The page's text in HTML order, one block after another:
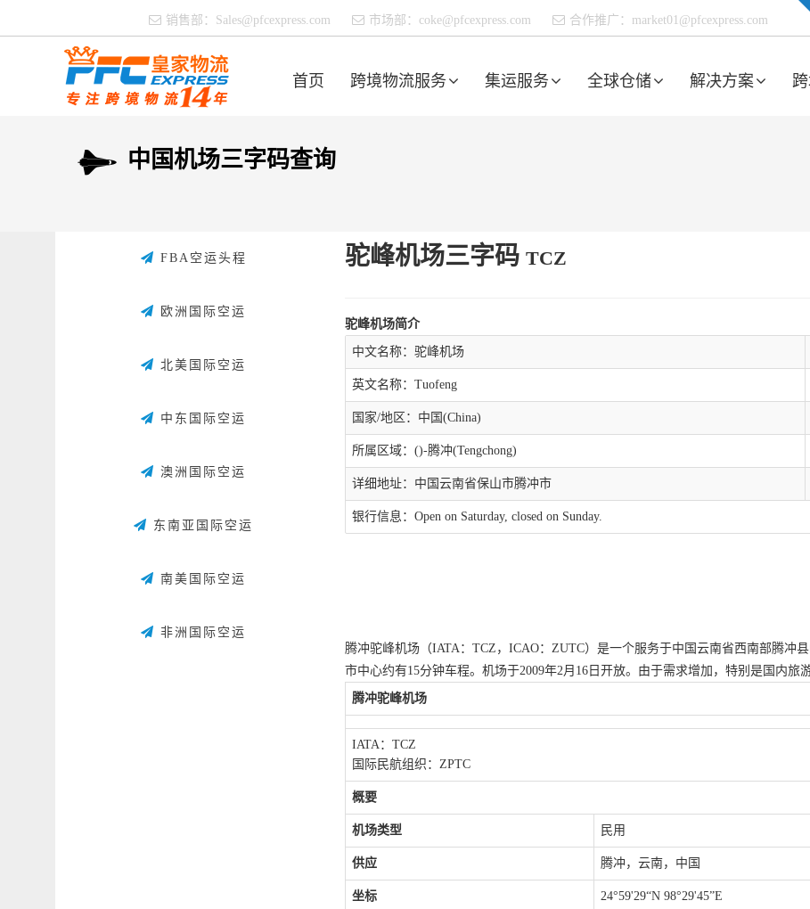
销售部： Sales@pfcexpress.com 市场部： coke@pfcexpress.com 合作推广： market01@pfcexpress.com
首页 跨境物流服务 集运服务 全球仓储 解决方案
中国机场三字码查询
驼峰机场三字码 TCZ
驼峰机场简介
中文名称：驼峰机场
英文名称：Tuofeng
国家/地区：中国(China)
所属区域：()-腾冲(Tengchong)
详细地址：中国云南省保山市腾冲市
银行信息：Open on Saturday, closed on Sunday.
腾冲驼峰机场（IATA：TCZ，ICAO：ZUTC）是一个服务于中国云南省西南部腾冲
市中心约有15分钟车程。机场于2009年2月16日开放。由于需求增加，特别是国内旅
腾冲驼峰机场
IATA：TCZ
国际民航组织：ZPTC
概要
机场类型 民用
供应 腾冲，云南，中国
坐标 24°59'29“N 98°29'45”E
FBA空运头程
欧洲国际空运
北美国际空运
中东国际空运
澳洲国际空运
东南亚国际空运
南美国际空运
非洲国际空运